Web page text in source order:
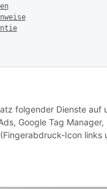
folgender Dienste auf
Google Tag
Icon links
– Alle Rechte vorbehalten